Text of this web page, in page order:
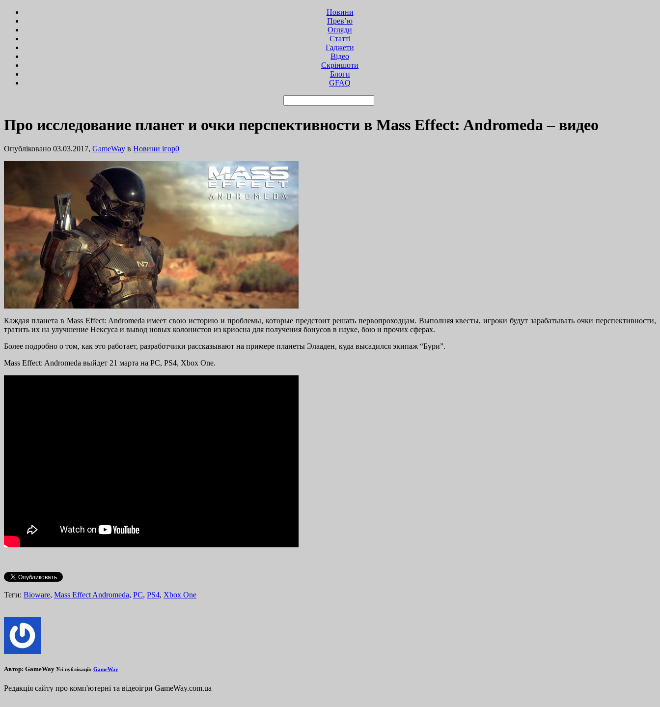
Новини
Прев’ю
Огляди
Статті
Гаджети
Відео
Cкріншоти
Блоги
GFAQ
Про исследование планет и очки перспективности в Mass Effect: Andromeda – видео
Опубліковано 03.03.2017, GameWay в Новини ігор0
Каждая планета в Mass Effect: Andromeda имеет свою историю и проблемы, которые предстоит решать первопроходцам. Выполняя квесты, игроки будут зарабатывать очки перспективности,
тратить их на улучшение Нексуса и вывод новых колонистов из криосна для получения бонусов в науке, бою и прочих сферах.
Более подробно о том, как это работает, разработчики рассказывают на примере планеты Элааден, куда высадился экипаж “Бури”.
Mass Effect: Andromeda выйдет 21 марта на PC, PS4, Xbox One.
Теги: Bioware, Mass Effect Andromeda, PC, PS4, Xbox One
Автор: GameWay Усі публікації: GameWay
Редакція сайту про комп'ютерні та відеоігри GameWay.com.ua